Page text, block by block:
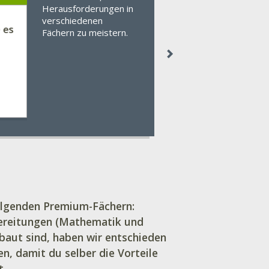
Herausforderungen in
verschiedenen
Fächern zu meistern.
Premium-Fächern:
(Mathematik und
sind, haben wir entschieden
damit du selber die Vorteile